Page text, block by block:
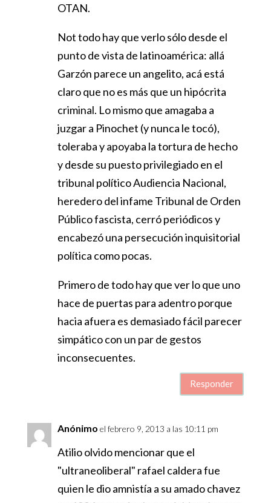
OTAN.
Not todo hay que verlo sólo desde el
punto de vista de latinoamérica: allá
Garzón parece un angelito, acá está
claro que no es más que un hipócrita
criminal. Lo mismo que amagaba a
juzgar a Pinochet (y nunca le tocó),
toleraba y apoyaba la tortura de hecho
y desde su puesto privilegiado en el
tribunal político Audiencia Nacional,
heredero del infame Tribunal de Orden
Público fascista, cerró periódicos y
encabezó una persecución inquisitorial
política como pocas.
Primero de todo hay que ver lo que uno
hace de puertas para adentro porque
hacia afuera es demasiado fácil parecer
simpático con un par de gestos
inconsecuentes.
Responder
Anónimo el febrero 9, 2013 a las 10:11 pm
Atilio olvido mencionar que el
"ultraneoliberal" rafael caldera fue
quien le dio amnistía a su amado chavez